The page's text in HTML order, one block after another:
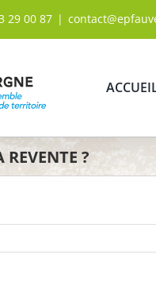
29 00 87 |
REVENTE ?